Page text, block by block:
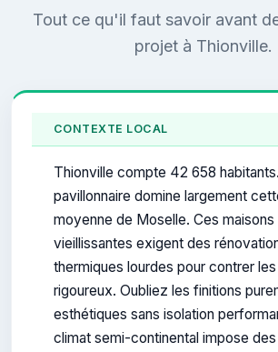
Tout ce qu'il faut savoir avant
projet à Thionville.
CONTEXTE LOCAL
Thionville compte 42 658
pavillonnaire domine largement
moyenne de Moselle. Ces maisons
vieillissantes exigent des
thermiques lourdes pour contrer
rigoureux. Oubliez les finitions
esthétiques sans isolation
climat semi-continental impose